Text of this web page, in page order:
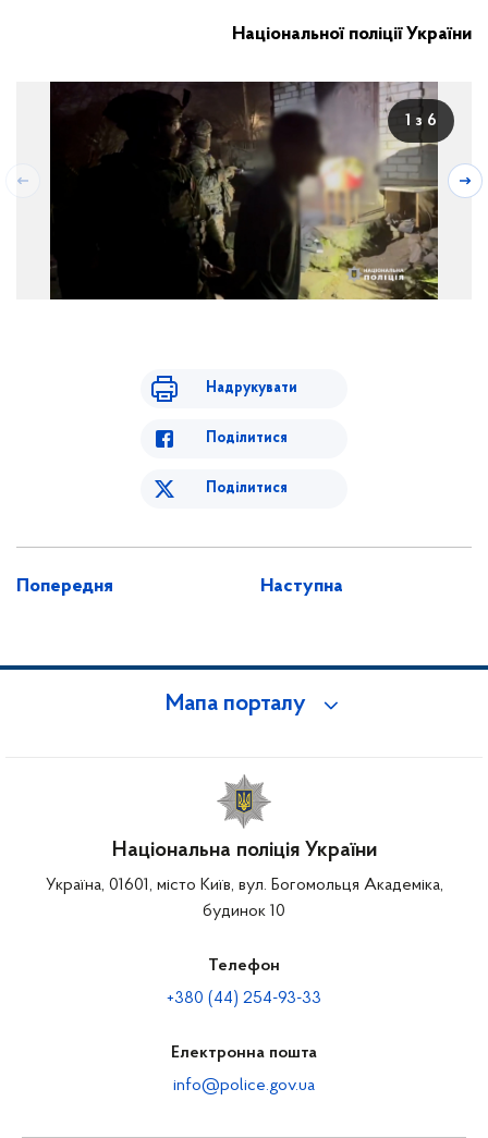
Національної поліції України
1 з 6
Надрукувати
Поділитися
Поділитися
Попередня Наступна
Мапа порталу
Національна поліція України
Україна, 01601, місто Київ, вул. Богомольця Академіка,
будинок 10
Телефон
+380 (44) 254-93-33
Електронна пошта
info@police.gov.ua